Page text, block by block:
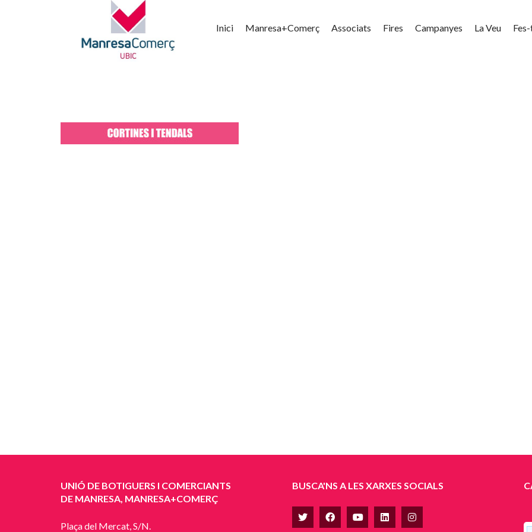
Inici Manresa+Comerç Associats Fires Campanyes La Veu
UNIÓ DE BOTIGUERS I COMERCIANTS
DE MANRESA, MANRESA+COMERÇ
Plaça del Mercat, S/N.
BUSCA'NS A LES XARXES SOCIALS